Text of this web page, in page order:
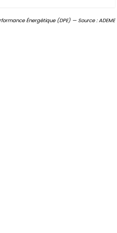
Énergétique (DPE) — Source : ADEME